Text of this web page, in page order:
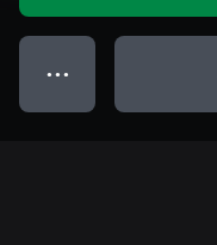
● ● ●